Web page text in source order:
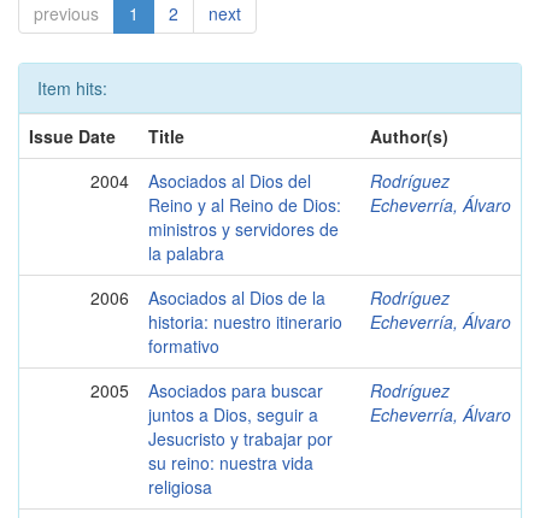
previous 1 2 next
Item hits:
Issue Date
Title
Author(s)
2004
Asociados al Dios del
Reino y al Reino de Dios:
ministros y servidores de
la palabra
Rodríguez
Echeverría, Álvaro
2006
Asociados al Dios de la
historia: nuestro itinerario
formativo
Rodríguez
Echeverría, Álvaro
2005
Asociados para buscar
juntos a Dios, seguir a
Jesucristo y trabajar por
su reino: nuestra vida
religiosa
Rodríguez
Echeverría, Álvaro